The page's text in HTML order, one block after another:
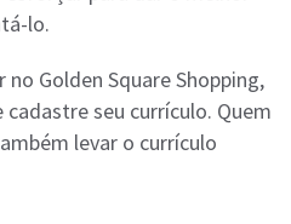
lo.
Golden Square Shopping,
seu currículo. Quem
levar o currículo